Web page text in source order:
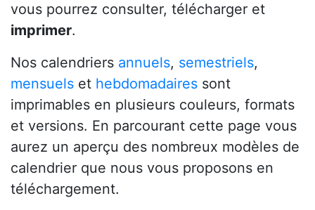
vous pourrez consulter, télécharger et
imprimer.
Nos calendriers annuels, semestriels,
mensuels et hebdomadaires sont
imprimables en plusieurs couleurs, formats
et versions. En parcourant cette page vous
aurez un aperçu des nombreux modèles de
calendrier que nous vous proposons en
téléchargement.